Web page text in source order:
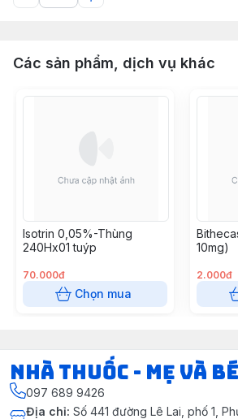
Các sản phẩm, dịch vụ khác
Isotrin 0,05%-Thùng
240Hx01 tuýp
70.000đ
Chọn mua
10mg)
2.000đ
Nhà Thuốc - Mẹ và
097 689 9426
Địa chỉ: Số 441 đường Lê Lai, phố 1,